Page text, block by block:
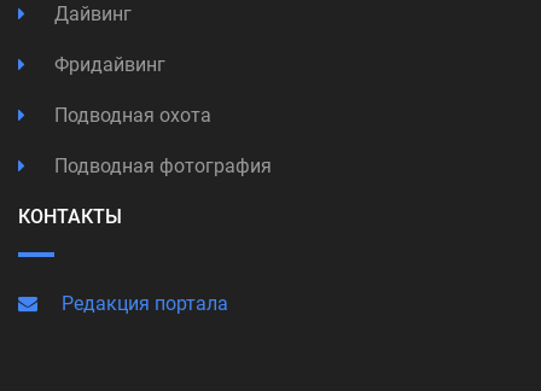
Дайвинг
Фридайвинг
Подводная охота
Подводная фотография
КОНТАКТЫ
Редакция портала